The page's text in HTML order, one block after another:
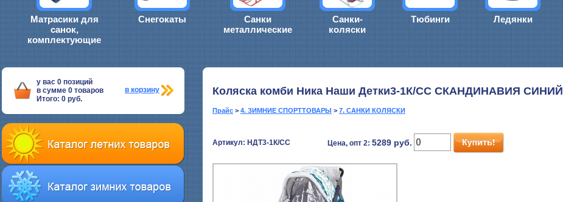
Матрасики для
санок,
комплектующие
Снегокаты
Санки
металлические
Санки-
коляски
Тюбинги Ледянки
у вас 0 позиций
в сумме 0 товаров
Итого: 0 руб.
в корзину Коляска комби Ника Наши Детки3-1К/СС СКАНДИНАВИЯ СИНИЙ
Прайс > 4. ЗИМНИЕ СПОРТТОВАРЫ > 7. САНКИ КОЛЯСКИ
Артикул: НДТ3-1К/СС Цена, опт 2: 5289 руб.